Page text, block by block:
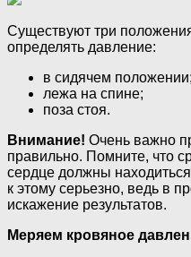
Существуют три
определять давление:
в сидячем положении;
лежа на спине;
поза стоя.
Внимание! Очень важно
правильно. Помните, что
сердце должны
к этому серьезно, ведь в
искажение результатов.
Меряем кровяное